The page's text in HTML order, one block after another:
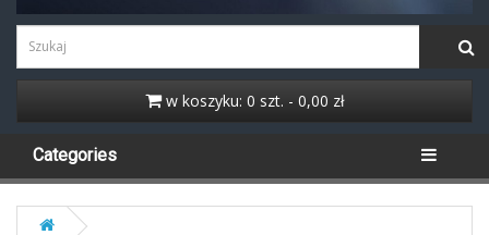
w koszyku: 0 szt. - 0,00 zł
Categories